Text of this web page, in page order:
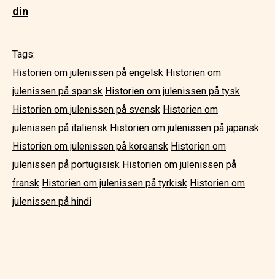
din
Tags:
Historien om julenissen på engelsk Historien om
julenissen på spansk Historien om julenissen på tysk
Historien om julenissen på svensk Historien om
julenissen på italiensk Historien om julenissen på japansk
Historien om julenissen på koreansk Historien om
julenissen på portugisisk Historien om julenissen på
fransk Historien om julenissen på tyrkisk Historien om
julenissen på hindi